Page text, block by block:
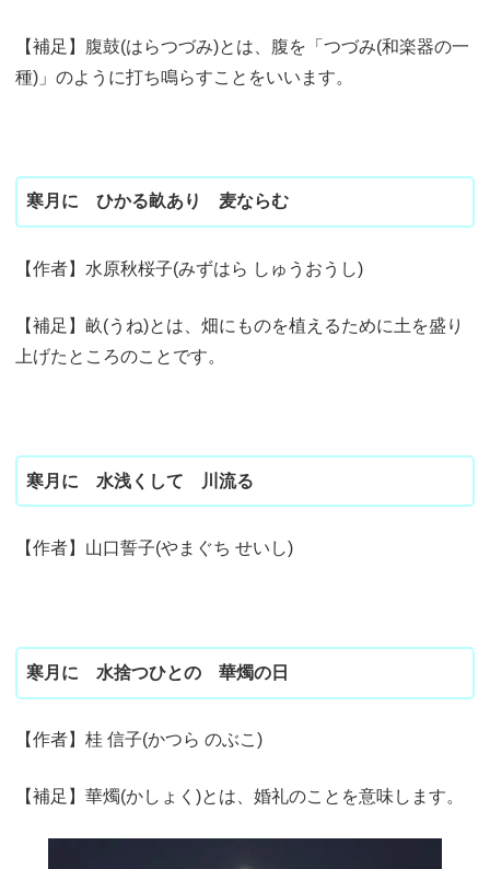
【補足】腹鼓(はらつづみ)とは、腹を「つづみ(和楽器の一
種)」のように打ち鳴らすことをいいます。
寒月に ひかる畝あり 麦ならむ
【作者】水原秋桜子(みずはら しゅうおうし)
【補足】畝(うね)とは、畑にものを植えるために土を盛り
上げたところのことです。
寒月に 水浅くして 川流る
【作者】山口誓子(やまぐち せいし)
寒月に 水捨つひとの 華燭の日
【作者】桂 信子(かつら のぶこ)
【補足】華燭(かしょく)とは、婚礼のことを意味します。